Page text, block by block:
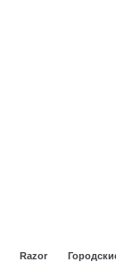
Razor